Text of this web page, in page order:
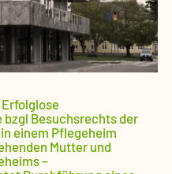
Besuchsrechts der
einem Pflegeheim
Mutter und
–